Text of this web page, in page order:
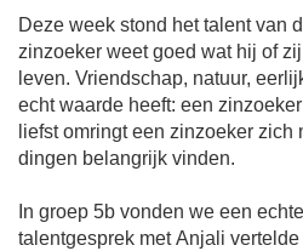
Deze week stond het talent van
zinzoeker weet goed wat hij of
leven. Vriendschap, natuur,
echt waarde heeft: een
liefst omringt een zinzoeker
dingen belangrijk vinden.
In groep 5b vonden we een
talentgesprek met Anjali